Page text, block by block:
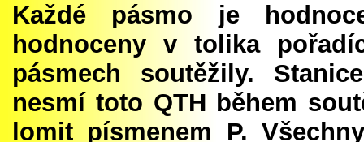
Každé pásmo je
hodnoceny v tolika
pásmech soutěžily.
nesmí toto QTH během
lomit písmenem P.